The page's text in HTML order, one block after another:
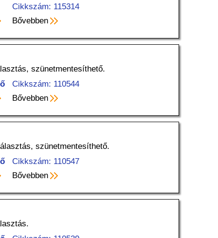
Cikkszám: 115314
Bővebben
szünetmentesíthető.
Cikkszám: 110544
Bővebben
szünetmentesíthető.
Cikkszám: 110547
Bővebben